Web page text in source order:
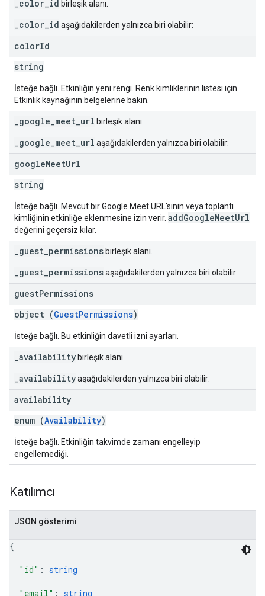
_color_id birleşik alanı.
_color_id aşağıdakilerden yalnızca biri olabilir:
colorId
string
İsteğe bağlı. Etkinliğin yeni rengi. Renk kimliklerinin listesi için
Etkinlik kaynağının belgelerine bakın.
_google_meet_url birleşik alanı.
_google_meet_url aşağıdakilerden yalnızca biri olabilir:
googleMeetUrl
string
İsteğe bağlı. Mevcut bir Google Meet URL'sinin veya toplantı
kimliğinin etkinliğe eklenmesine izin verir. addGoogleMeetUrl
değerini geçersiz kılar.
_guest_permissions birleşik alanı.
_guest_permissionsaşağıdakilerden yalnızca biri olabilir:
guestPermissions
object (GuestPermissions)
İsteğe bağlı. Bu etkinliğin davetli izni ayarları.
_availability birleşik alanı.
_availabilityaşağıdakilerden yalnızca biri olabilir:
availability
enum (Availability)
İsteğe bağlı. Etkinliğin takvimde zamanı engelleyip
engellemediği.
Katılımcı
JSON gösterimi
{
"id" : string
"email" : string